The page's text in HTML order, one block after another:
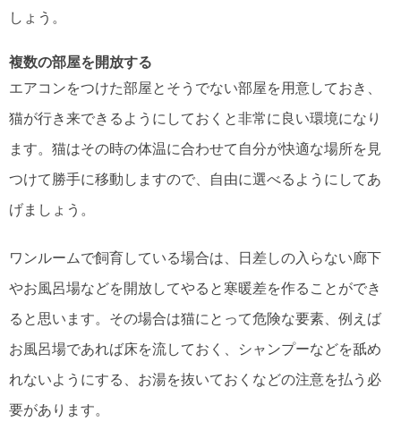
しょう。
複数の部屋を開放する
エアコンをつけた部屋とそうでない部屋を用意しておき、
猫が行き来できるようにしておくと非常に良い環境になり
ます。猫はその時の体温に合わせて自分が快適な場所を見
つけて勝手に移動しますので、自由に選べるようにしてあ
げましょう。
ワンルームで飼育している場合は、日差しの入らない廊下
やお風呂場などを開放してやると寒暖差を作ることができ
ると思います。その場合は猫にとって危険な要素、例えば
お風呂場であれば床を流しておく、シャンプーなどを舐め
れないようにする、お湯を抜いておくなどの注意を払う必
要があります。